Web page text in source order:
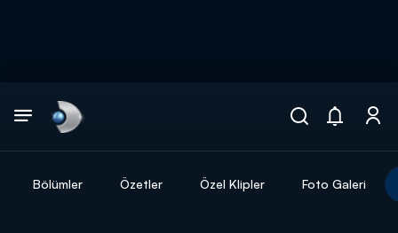
Bölümler Özetler Özel Klipler Foto Galeri